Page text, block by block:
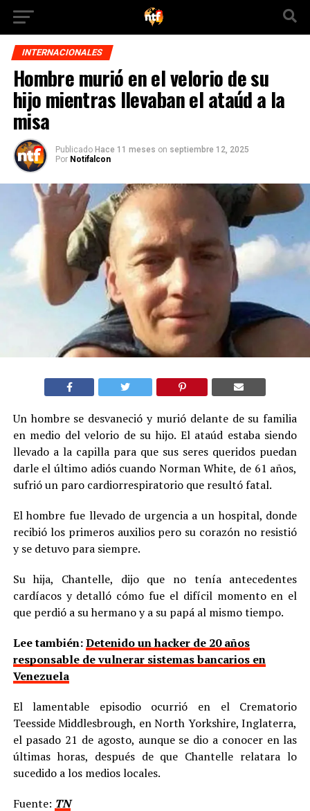
INTERNACIONALES
Hombre murió en el velorio de su
hijo mientras llevaban el ataúd a la
misa
Publicado Hace 11 meses on septiembre 12, 2025
Por Notifalcon
Un hombre se desvaneció y murió delante de su familia
en medio del velorio de su hijo. El ataúd estaba siendo
llevado a la capilla para que sus seres queridos puedan
darle el último adiós cuando Norman White, de 61 años,
sufrió un paro cardiorrespiratorio que resultó fatal.
El hombre fue llevado de urgencia a un hospital, donde
recibió los primeros auxilios pero su corazón no resistió
y se detuvo para siempre.
Su hija, Chantelle, dijo que no tenía antecedentes
cardíacos y detalló cómo fue el difícil momento en el
que perdió a su hermano y a su papá al mismo tiempo.
Lee también:Detenido un hacker de 20 años
responsable de vulnerar sistemas bancarios en
Venezuela
El lamentable episodio ocurrió en el Crematorio
Teesside Middlesbrough, en North Yorkshire, Inglaterra,
el pasado 21 de agosto, aunque se dio a conocer en las
últimas horas, después de que Chantelle relatara lo
sucedido a los medios locales.
Fuente: TN